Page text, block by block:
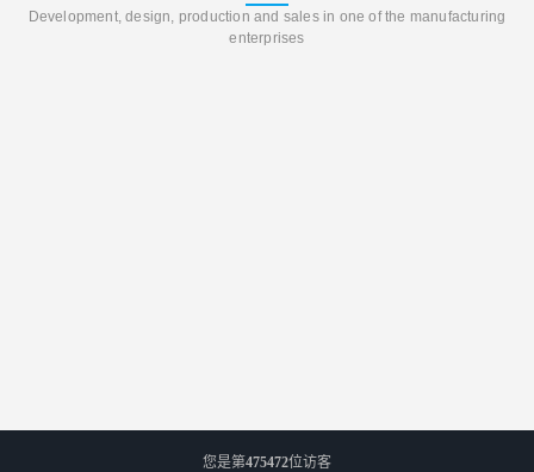
Development, design, production and sales in one of the manufacturing
enterprises
您是第475472位访客